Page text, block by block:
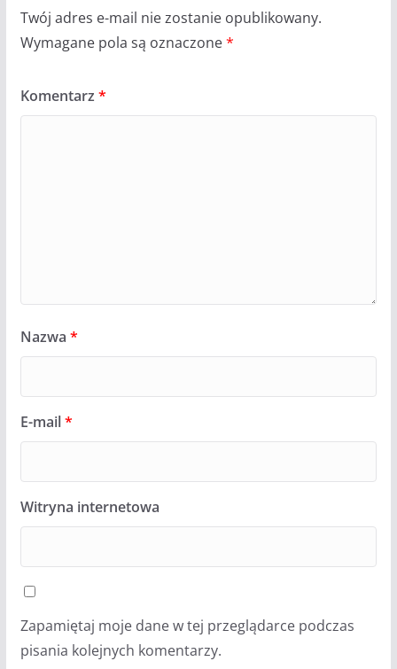
Twój adres e-mail nie zostanie opublikowany.
Wymagane pola są oznaczone*
Komentarz *
Nazwa *
E-mail*
Witryna internetowa
Zapamiętaj moje dane w tej przeglądarce podczas
pisania kolejnych komentarzy.